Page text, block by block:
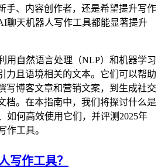
手、内容创作者，还是希望提升写作
聊天机器人写作工具都能显著提升
用自然语言处理（NLP）和机器学习
力且语境相关的文本。它们可以帮助
写博客文章和营销文案，到生成社交
档。在本指南中，我们将探讨什么是
如何高效使用它们，并评测2025年
作工具。
写作工具？